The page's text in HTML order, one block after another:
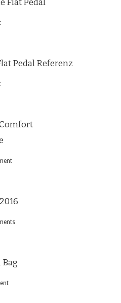
Flat Pedal
Pedal Referenz
Bag